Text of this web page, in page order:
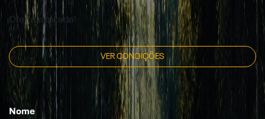
Oferta expirada!
VER CONDIÇÕES
Nome